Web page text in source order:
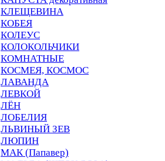
КЛЕЩЕВИНА
КОБЕЯ
КОЛЕУС
КОЛОКОЛЬЧИКИ
КОМНАТНЫЕ
КОСМЕЯ, КОСМОС
ЛАВАНДА
ЛЕВКОЙ
ЛЁН
ЛОБЕЛИЯ
ЛЬВИНЫЙ ЗЕВ
ЛЮПИН
МАК (Папавер)